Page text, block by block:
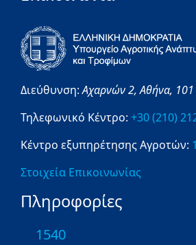
Διεύθυνση:Αχαρνών 2,Αθήνα,
Τηλεφωνικό Κέντρο: +30 (210)
Κέντρο εξυπηρέτησης Αγροτών:
Στοιχεία Επικοινωνίας
Πληροφορίες
1540